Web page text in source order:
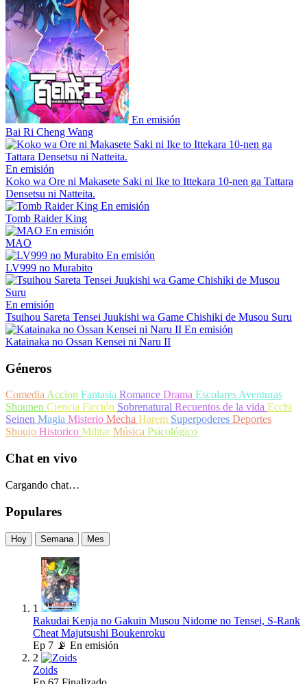
En emisión
Bai Ri Cheng Wang
En emisión
Koko wa Ore ni Makasete Saki ni Ike to Ittekara 10-nen ga Tattara
Densetsu ni Natteita.
En emisión
Tomb Raider King
En emisión
MAO
En emisión
LV999 no Murabito
En emisión
Tsuihou Sareta Tensei Juukishi wa Game Chishiki de Musou Suru
En emisión
Katainaka no Ossan Kensei ni Naru II
Géneros
ComediaAccion Fantasia Romance Drama EscolaresAventuras
Shounen Ciencia Ficción Sobrenatural Recuentos de la vida Ecchi
Seinen Magia Misterio Mecha Harem Superpoderes Deportes
Shoujo Historico MilitarMúsica Psicológico
Chat en vivo
Cargando chat…
Populares
Hoy Semana Mes
1
Rakudai Kenja no Gakuin Musou Nidome no Tensei, S-Rank
Cheat Majutsushi Boukenroku
Ep 7 📡 En emisión
2
Zoids